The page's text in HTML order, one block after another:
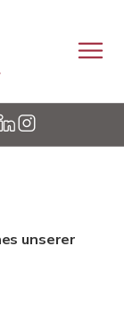
unserer